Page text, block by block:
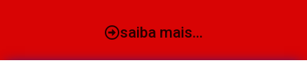
saiba mais...